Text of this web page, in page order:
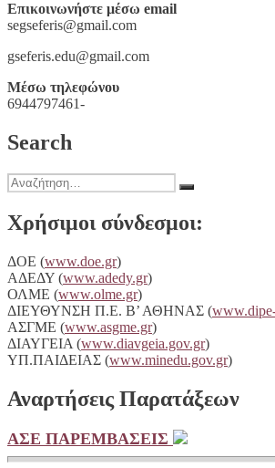
Επικοινωνήστε μέσω email
segseferis@gmail.com
gseferis.edu@gmail.com
Μέσω τηλεφώνου
6944797461-
Search
Αναζήτηση
για:
Αναζήτηση
Χρήσιμοι σύνδεσμοι:
ΔΟΕ (www.doe.gr)
ΑΔΕΔΥ (www.adedy.gr)
ΟΛΜΕ (www.olme.gr)
ΔΙΕΥΘΥΝΣΗ Π.Ε. Β’ ΑΘΗΝΑΣ (
ΑΣΓΜΕ (www.asgme.gr)
ΔΙΑΥΓΕΙA (www.diavgeia.gov.gr)
ΥΠ.ΠΑΙΔΕΙΑΣ (www.minedu.gov.gr)
Αναρτήσεις Παρατάξεων
ΑΣΕ ΠΑΡΕΜΒΑΣΕΙΣ